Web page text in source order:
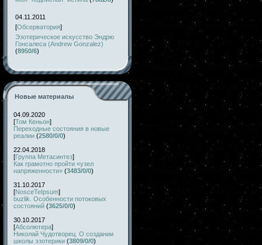
04.11.2011
[Обсерватория]
Эзотерическое искусство Эндрю
Гонсалеса (Andrew Gonzalez)
(8950/6)
Новые материалы
04.09.2020
[Том Кеньон]
Переходные состояния в новые
реалии (2580/0/0)
22.04.2018
[Группа Метасинтез]
Как грамотно пройти «узел
напряженности» (3483/0/0)
31.10.2017
[NosceTeIpsum]
buzlik. Особенности потоковых
состояний (3625/0/0)
30.10.2017
[Абсолютера]
Николай Чудотворец. О создании
школы эзотерики (3809/0/0)